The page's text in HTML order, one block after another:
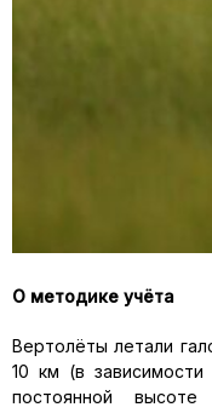
О методике учёта
Вертолёты летали
10 км (в
постоянной